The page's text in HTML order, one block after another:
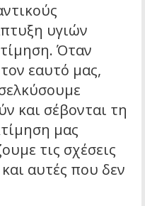
υγιών
Όταν
εαυτό μας,
και σέβονται τη
μας
τις σχέσεις
αυτές που δεν